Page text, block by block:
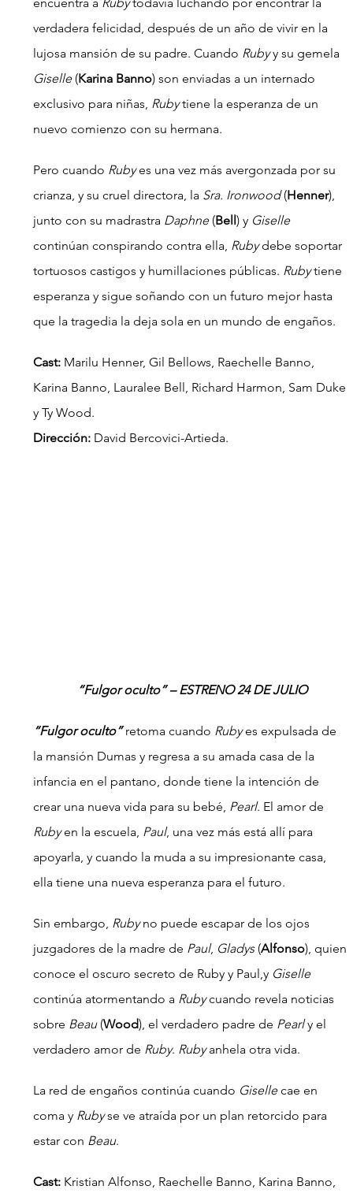
verdadera felicidad, después de un año de vivir en la
lujosa mansión de su padre. Cuando Ruby y su gemela
Giselle (Karina Banno) son enviadas a un internado
exclusivo para niñas, Ruby tiene la esperanza de un
nuevo comienzo con su hermana.
Pero cuando Ruby es una vez más avergonzada por su
crianza, y su cruel directora, la Sra. Ironwood (Henner),
junto con su madrastra Daphne (Bell) y Giselle
continúan conspirando contra ella, Ruby debe soportar
tortuosos castigos y humillaciones públicas. Ruby tiene
esperanza y sigue soñando con un futuro mejor hasta
que la tragedia la deja sola en un mundo de engaños.
Cast: Marilu Henner, Gil Bellows, Raechelle Banno,
Karina Banno, Lauralee Bell, Richard Harmon, Sam Duke
y Ty Wood.
Dirección: David Bercovici-Artieda.
“Fulgor oculto” – ESTRENO 24 DE JULIO
“Fulgor oculto” retoma cuando Ruby es expulsada de
la mansión Dumas y regresa a su amada casa de la
infancia en el pantano, donde tiene la intención de
crear una nueva vida para su bebé, Pearl. El amor de
Ruby en la escuela, Paul, una vez más está allí para
apoyarla, y cuando la muda a su impresionante casa,
ella tiene una nueva esperanza para el futuro.
Sin embargo, Ruby no puede escapar de los ojos
juzgadores de la madre de Paul, Gladys (Alfonso), quien
conoce el oscuro secreto de Ruby y Paul,y Giselle
continúa atormentando a Ruby cuando revela noticias
sobre Beau (Wood), el verdadero padre de Pearl y el
verdadero amor de Ruby. Ruby anhela otra vida.
La red de engaños continúa cuando Giselle cae en
coma y Ruby se ve atraída por un plan retorcido para
estar con Beau.
Cast: Kristian Alfonso, Raechelle Banno, Karina Banno,